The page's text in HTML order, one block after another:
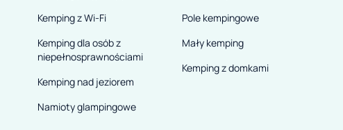
Kemping z Wi-Fi
Kemping dla osób z
niepełnosprawnościami
Kemping nad jeziorem
Namioty glampingowe
Pole kempingowe
Mały kemping
Kemping z domkami